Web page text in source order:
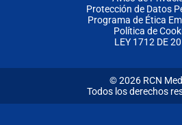
Protección de Datos
Programa de Ética
Política de
LEY 1712 DE
© 2026 RCN
Todos los derechos